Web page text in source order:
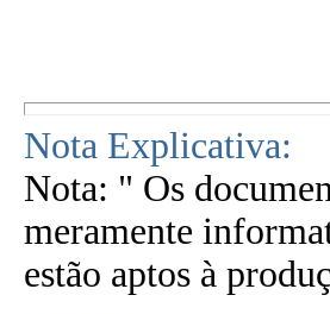
Nota Explicativa:
Nota: " Os
meramente
estão aptos à